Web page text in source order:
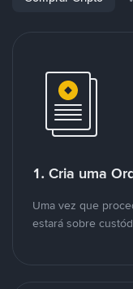
1. Cria uma
Uma vez que
estará sobre